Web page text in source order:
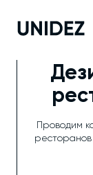
Проводим
ресторанов